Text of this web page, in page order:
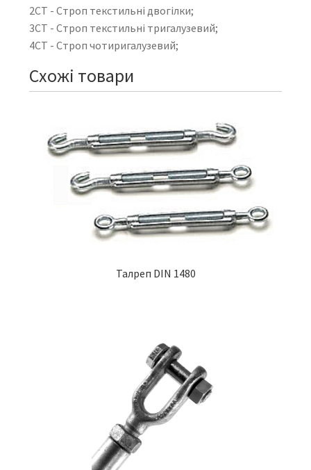
2СТ - Строп текстильні двогілки;
3СТ - Строп текстильні тригалузевий;
4СТ - Строп чотиригалузевий;
Схожі товари
Талреп DIN 1480